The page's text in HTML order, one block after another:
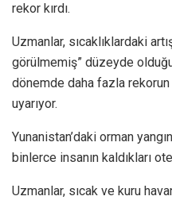
rekor kırdı.
Uzmanlar, sıcaklıklardaki
görülmemiş” düzeyde
dönemde daha fazla
uyarıyor.
Yunanistan’daki orman
binlerce insanın kaldıkları
Uzmanlar, sıcak ve kuru